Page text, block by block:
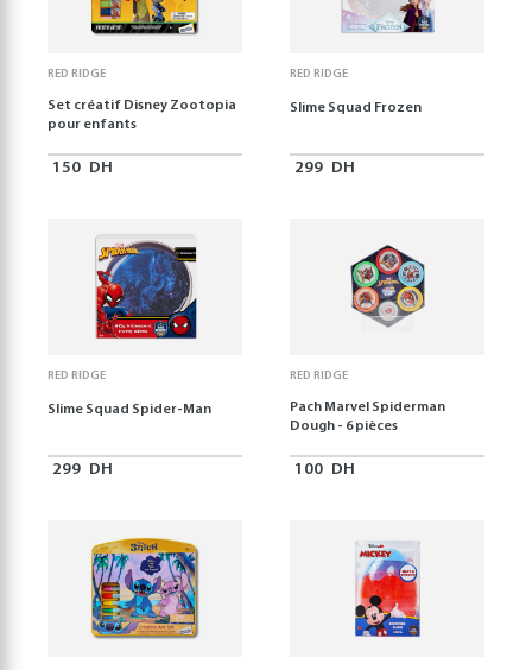
RED RIDGE
Set créatif Disney Zootopia
pour enfants
150 DH
RED RIDGE
Slime Squad Frozen
299 DH
RED RIDGE
Slime Squad Spider-Man
299 DH
RED RIDGE
Pach Marvel Spiderman
Dough - 6 pièces
100 DH